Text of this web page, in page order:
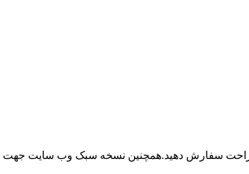
راحت سفارش دهید.همچنین نسخه سبک وب سایت جهت